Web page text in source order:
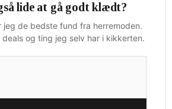
lide at gå godt klædt?
jeg de bedste fund fra herremoden.
og ting jeg selv har i kikkerten.